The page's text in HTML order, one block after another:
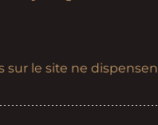
sur le site ne